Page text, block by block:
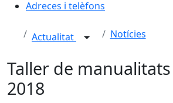
Adreces i telèfons
Actualitat Notícies
Taller de
2018